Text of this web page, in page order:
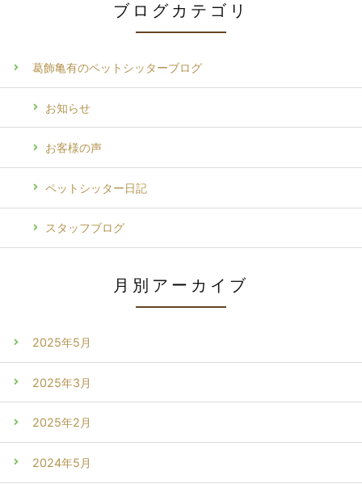
ブログカテゴリ
葛飾亀有のペットシッターブログ
お知らせ
お客様の声
ペットシッター日記
スタッフブログ
月別アーカイブ
2025年5月
2025年3月
2025年2月
2024年5月